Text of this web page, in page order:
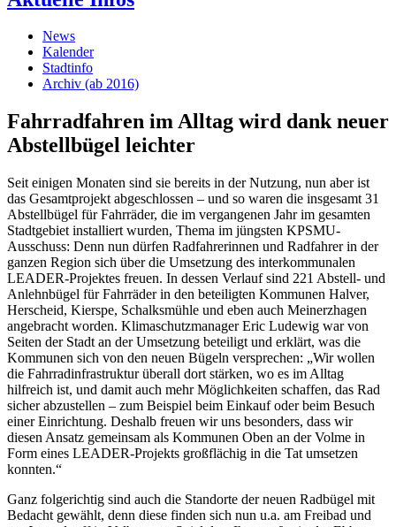
News
Kalender
Stadtinfo
Archiv (ab 2016)
Fahrradfahren im Alltag wird dank neuer
Abstellbügel leichter
Seit einigen Monaten sind sie bereits in der Nutzung, nun aber ist
das Gesamtprojekt abgeschlossen – und so waren die insgesamt 31
Abstellbügel für Fahrräder, die im vergangenen Jahr im gesamten
Stadtgebiet installiert wurden, Thema im jüngsten KPSMU-
Ausschuss: Denn nun dürfen Radfahrerinnen und Radfahrer in der
ganzen Region sich über die Umsetzung des interkommunalen
LEADER-Projektes freuen. In dessen Verlauf sind 221 Abstell- und
Anlehnbügel für Fahrräder in den beteiligten Kommunen Halver,
Herscheid, Kierspe, Schalksmühle und eben auch Meinerzhagen
angebracht worden. Klimaschutzmanager Eric Ludewig war von
Seiten der Stadt an der Umsetzung beteiligt und erklärt, was die
Kommunen sich von den neuen Bügeln versprechen: „Wir wollen
die Fahrradinfrastruktur überall dort stärken, wo es im Alltag
hilfreich ist, und damit auch mehr Möglichkeiten schaffen, das Rad
sicher abzustellen – zum Beispiel beim Einkauf oder beim Besuch
einer Einrichtung. Deshalb freuen wir uns besonders, dass wir
diesen Ansatz gemeinsam als Kommunen Oben an der Volme in
Form eines LEADER-Projekts großflächig in die Tat umsetzen
konnten.“
Ganz folgerichtig sind auch die Standorte der neuen Radbügel mit
Bedacht gewählt, denn diese finden sich nun u.a. am Freibad und